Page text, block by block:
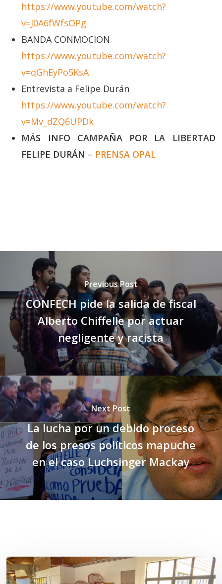
https://www.youtube.com/watch?
v=J0A6fWfsOPg
BANDA CONMOCION
https://www.youtube.com/watch?
v=qGhEyPo5KsA
Entrevista a Felipe Durán
https://www.youtube.com/watch?
v=Mv_dZQ6UPDk
MÁS INFO CAMPAÑA POR LA LIBERTAD
FELIPE DURÁN – PRENSA OPAL
Previous Post
CONFECH pide la salida de fiscal
Alberto Chiffelle por actuar
negligente y racista
Next Post
La lucha por un debido proceso
de los presos políticos mapuche
en el caso Luchsinger Mackay
Toda
el